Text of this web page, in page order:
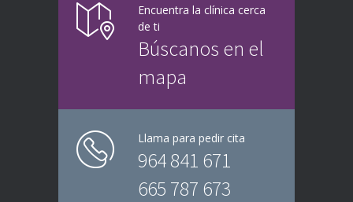
Encuentra la clínica cerca
de ti
Búscanos en el
mapa
Llama para pedir cita
964 841 671
665 787 673